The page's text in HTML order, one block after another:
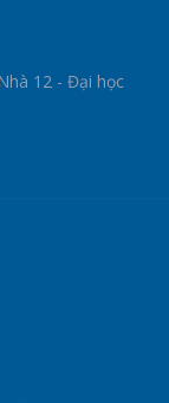
12 - Đại học